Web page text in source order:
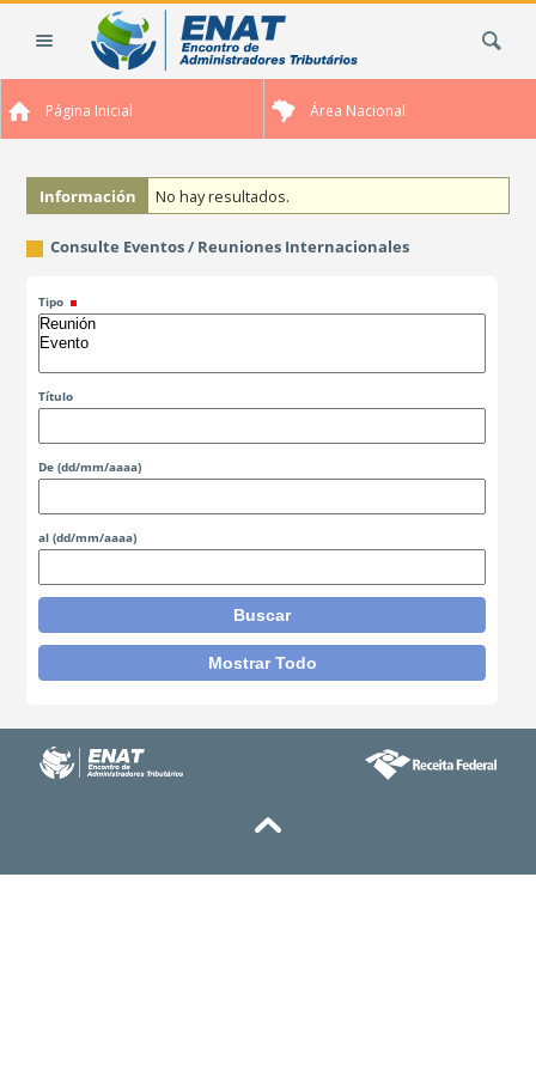
Página Inicial Área Nacional
Información No hay resultados.
Consulte Eventos / Reuniones Internacionales
Tipo
Título
De (dd/mm/aaaa)
al (dd/mm/aaaa)